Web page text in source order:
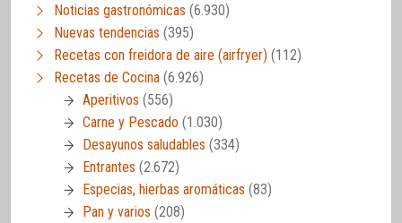
Noticias gastronómicas (6.930)
Nuevas tendencias (395)
Recetas con freidora de aire (airfryer) (112)
Recetas de Cocina (6.926)
Aperitivos (556)
Carne y Pescado (1.030)
Desayunos saludables (334)
Entrantes (2.672)
Especias, hierbas aromáticas (83)
Pan y varios (208)